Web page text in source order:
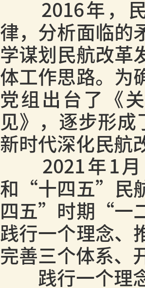
2016年，
律，分析面临的
学谋划民航改
体工作思路。为
党组出台了《
见》，逐步形
新时代深化民航
2021 年 1
和“十四五”民
四五”时期“一
践行一个理念、
完善三个体系、
践行一个理